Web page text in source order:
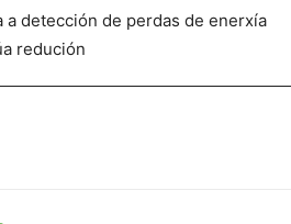
a detección de perdas de enerxía
redución